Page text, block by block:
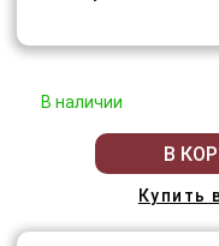
В наличии
В
Купить